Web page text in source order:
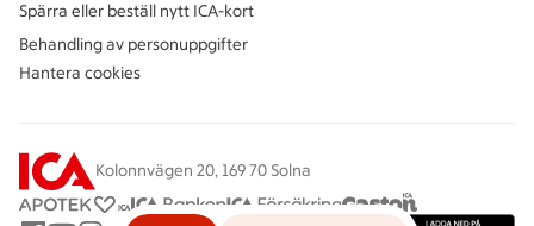
Spärra eller beställ nytt ICA-kort
Behandling av personuppgifter
Hantera cookies
Kolonnvägen 20, 169 70 Solna